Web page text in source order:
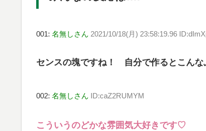
001: 名無しさん 2021/10/18(月) 23:58:19.96
センスの塊ですね！ 自分で作るとこんな
002: 名無しさん ID:caZ2RUMYM
こういうのどかな雰囲気大好きです♡